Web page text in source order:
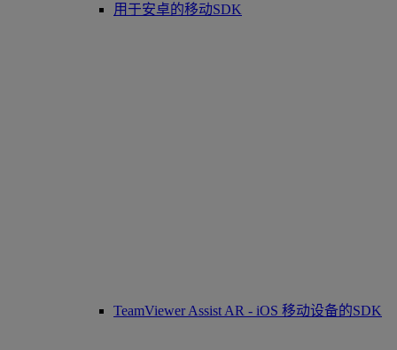
用于安卓的移动SDK
TeamViewer Assist AR - iOS 移动设备的SDK